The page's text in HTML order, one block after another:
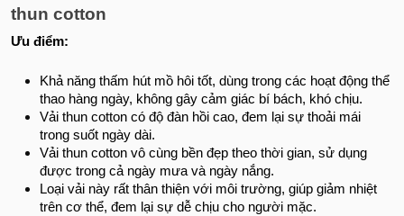
thun cotton
Ưu điểm:
Khả năng thấm hút mồ hôi tốt, dùng trong các hoạt động thể
thao hàng ngày, không gây cảm giác bí bách, khó chịu.
Vải thun cotton có độ đàn hồi cao, đem lại sự thoải mái
trong suốt ngày dài.
Vải thun cotton vô cùng bền đẹp theo thời gian, sử dụng
được trong cả ngày mưa và ngày nắng.
Loại vải này rất thân thiện với môi trường, giúp giảm nhiệt
trên cơ thể, đem lại sự dễ chịu cho người mặc.